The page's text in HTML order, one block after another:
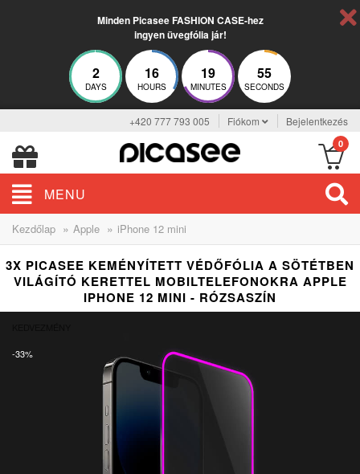
Minden Picasee FASHION CASE-hez
ingyen üvegfólia jár!
2
DAYS
16
HOURS
19
MINUTES
54
SECONDS
+420 777 793 005 Fiókom Bejelentkezés
0
MENU
Kezdőlap » Apple » iPhone 12 mini
3X PICASEE KEMÉNYÍTETT VÉDŐFÓLIA A SÖTÉTBEN
VILÁGÍTÓ KERETTEL MOBILTELEFONOKRA APPLE
IPHONE 12 MINI - RÓZSASZÍN
-33%